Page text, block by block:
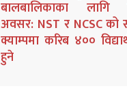
बालबालिकाका लागि
अवसर: NST र NCSC
क्याम्पमा करिब ४००
हुने